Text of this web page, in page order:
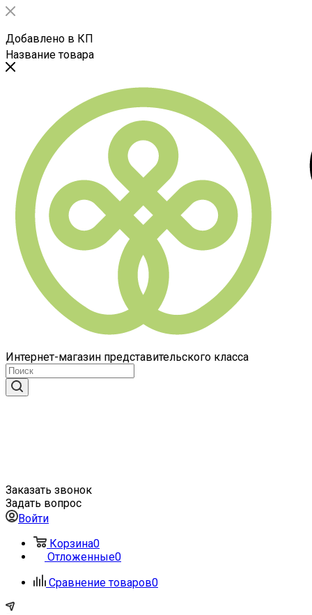
Добавлено в КП
Название товара
Интернет-магазин представительского класса
Заказать звонок
Задать вопрос
Войти
Корзина0
Отложенные0
Сравнение товаров0